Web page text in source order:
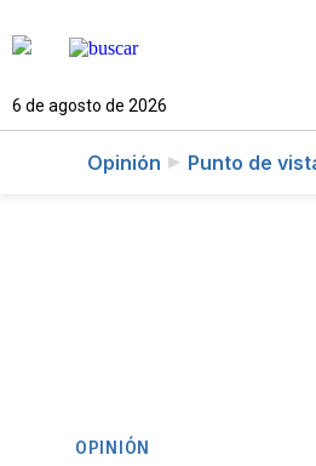
6 de agosto de 2026
Opinión Punto de
OPINIÓN